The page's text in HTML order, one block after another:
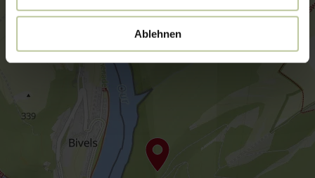
Ablehnen